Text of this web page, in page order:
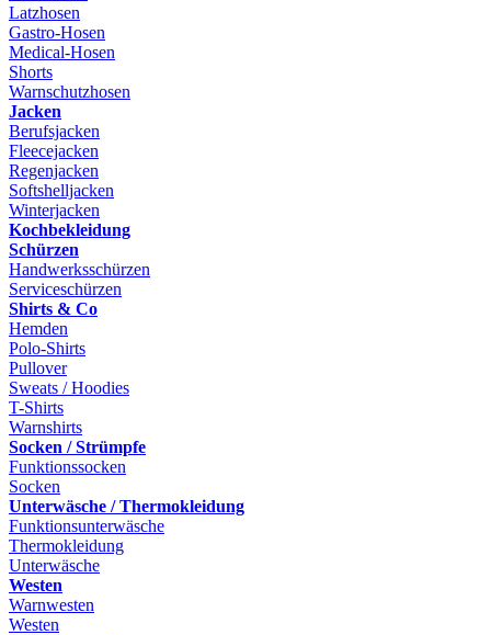
Latzhosen
Gastro-Hosen
Medical-Hosen
Shorts
Warnschutzhosen
Jacken
Berufsjacken
Fleecejacken
Regenjacken
Softshelljacken
Winterjacken
Kochbekleidung
Schürzen
Handwerksschürzen
Serviceschürzen
Shirts & Co
Hemden
Polo-Shirts
Pullover
Sweats / Hoodies
T-Shirts
Warnshirts
Socken / Strümpfe
Funktionssocken
Socken
Unterwäsche / Thermokleidung
Funktionsunterwäsche
Thermokleidung
Unterwäsche
Westen
Warnwesten
Westen